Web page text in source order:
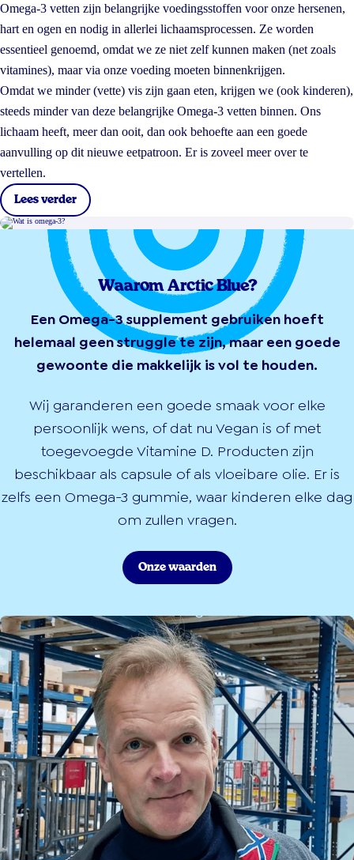
Omega-3 vetten zijn belangrijke voedingsstoffen voor onze hersenen,
hart en ogen en nodig in allerlei lichaamsprocessen. Ze worden
essentieel genoemd, omdat we ze niet zelf kunnen maken (net zoals
vitamines), maar via onze voeding moeten binnenkrijgen.
Omdat we minder (vette) vis zijn gaan eten, krijgen we (ook kinderen),
steeds minder van deze belangrijke Omega-3 vetten binnen. Ons
lichaam heeft, meer dan ooit, dan ook behoefte aan een goede
aanvulling op dit nieuwe eetpatroon. Er is zoveel meer over te
vertellen.
Lees verder
Waarom Arctic Blue?
Een Omega-3 supplement gebruiken hoeft
helemaal geen struggle te zijn, maar een goede
gewoonte die makkelijk is vol te houden.
Wij garanderen een goede smaak voor elke
persoonlijk wens, of dat nu Vegan is of met
toegevoegde Vitamine D. Producten zijn
beschikbaar als capsule of als vloeibare olie. Er is
zelfs een Omega-3 gummie, waar kinderen elke dag
om zullen vragen.
Onze waarden